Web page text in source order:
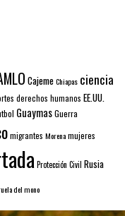
CajemeChiapas ciencia
derechos humanos EE.UU.
GuaymasGuerra
migrantes Morenamujeres
Protección Civil Rusia
del mono